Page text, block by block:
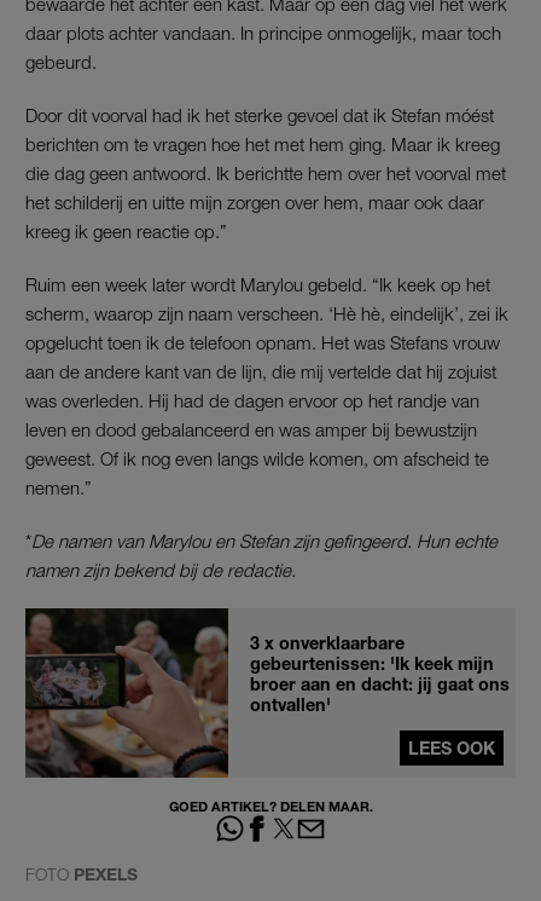
daar plots achter vandaan. In principe onmogelijk, maar toch
gebeurd.
Door dit voorval had ik het sterke gevoel dat ik Stefan móést
berichten om te vragen hoe het met hem ging. Maar ik kreeg
die dag geen antwoord. Ik berichtte hem over het voorval met
het schilderij en uitte mijn zorgen over hem, maar ook daar
kreeg ik geen reactie op.”
Ruim een week later wordt Marylou gebeld. “Ik keek op het
scherm, waarop zijn naam verscheen. ‘Hè hè, eindelijk’, zei ik
opgelucht toen ik de telefoon opnam. Het was Stefans vrouw
aan de andere kant van de lijn, die mij vertelde dat hij zojuist
was overleden. Hij had de dagen ervoor op het randje van
leven en dood gebalanceerd en was amper bij bewustzijn
geweest. Of ik nog even langs wilde komen, om afscheid te
nemen.”
*De namen van Marylou en Stefan zijn gefingeerd. Hun echte
namen zijn bekend bij de redactie.
3 x onverklaarbare
gebeurtenissen: 'Ik keek mijn
broer aan en dacht: jij gaat ons
ontvallen'
LEES OOK
GOED ARTIKEL? DELEN MAAR.
FOTO PEXELS